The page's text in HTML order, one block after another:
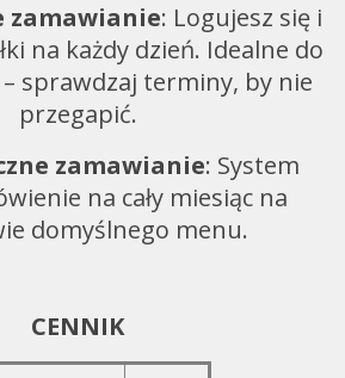
zamawianie: Logujesz się i
na każdy dzień. Idealne do
sprawdzaj terminy, by nie
przegapić.
zamawianie: System
na cały miesiąc na
domyślnego menu.
CENNIK